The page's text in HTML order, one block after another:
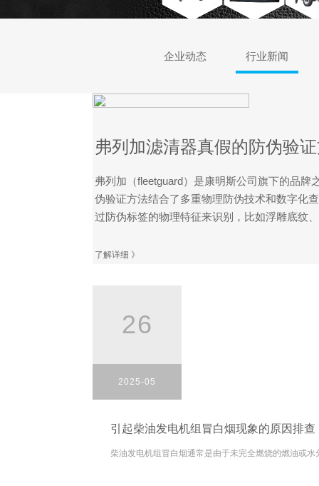
企业动态 行业新闻
弗列加滤清器真假的防伪验
弗列加（fleetguard）是康明斯公司旗下的品
伪验证方法结合了多重物理防伪技术和数字化
过防伪标签的物理特征来识别，比如浮雕底纹
了解详细 》
26
2025-05
引起柴油发电机组冒白烟现象的原因排查
柴油发电机组冒白烟通常是由于未完全燃烧的燃油或